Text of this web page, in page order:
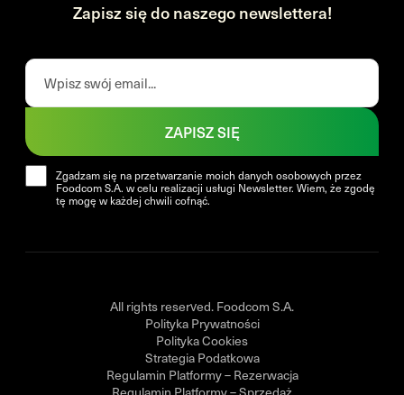
Zapisz się do naszego newslettera!
Zgadzam się na przetwarzanie moich danych osobowych przez
Foodcom S.A. w celu realizacji usługi Newsletter. Wiem, że zgodę
tę mogę w każdej chwili cofnąć.
ZAPISZ SIĘ
All rights reserved. Foodcom S.A.
Polityka Prywatności
Polityka Cookies
Strategia Podatkowa
Regulamin Platformy – Rezerwacja